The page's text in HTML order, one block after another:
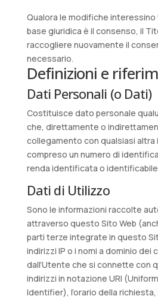
Qualora le modifiche
base giuridica è il consenso, il
raccogliere nuovamente il
necessario.
Definizioni e
Dati Personali (o Dati)
Costituisce dato personale
che, direttamente o
collegamento con qualsiasi altra
compreso un numero di
renda identificata o
Dati di Utilizzo
Sono le informazioni raccolte
attraverso questo Sito Web
parti terze integrate in questo
indirizzi IP o i nomi a dominio dei
dall’Utente che si connette con
indirizzi in notazione URI
Identifier), l’orario della